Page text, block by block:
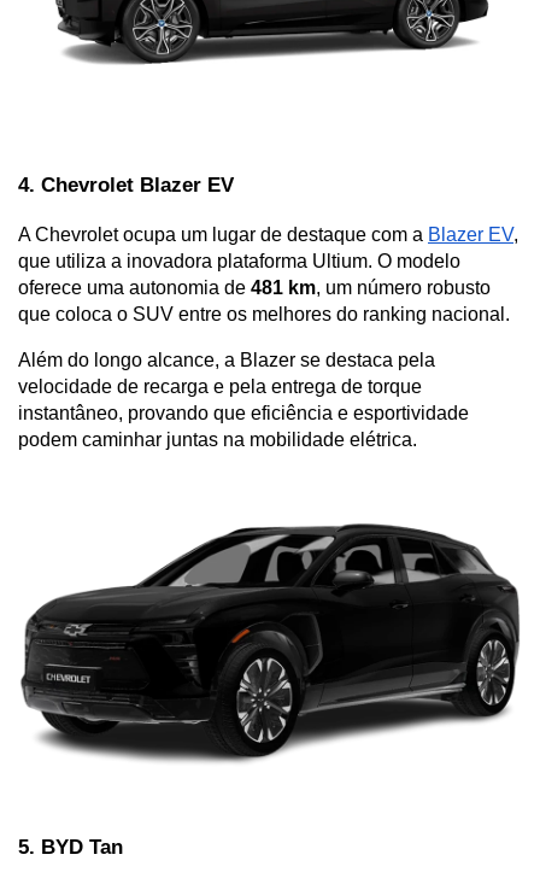
4. Chevrolet Blazer EV
A Chevrolet ocupa um lugar de destaque com a Blazer EV,
que utiliza a inovadora plataforma Ultium. O modelo
oferece uma autonomia de 481 km, um número robusto
que coloca o SUV entre os melhores do ranking nacional.
Além do longo alcance, a Blazer se destaca pela
velocidade de recarga e pela entrega de torque
instantâneo, provando que eficiência e esportividade
podem caminhar juntas na mobilidade elétrica.
5. BYD Tan